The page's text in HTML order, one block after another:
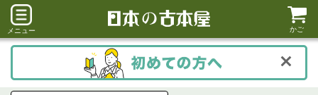
メニュー かご